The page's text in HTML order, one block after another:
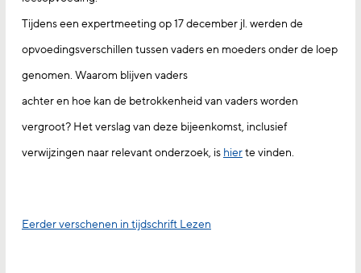
Tijdens een expertmeeting op 17 december jl. werden de
opvoedingsverschillen tussen vaders en moeders onder de loep
genomen. Waarom blijven vaders
achter en hoe kan de betrokkenheid van vaders worden
vergroot? Het verslag van deze bijeenkomst, inclusief
verwijzingen naar relevant onderzoek, is hierte vinden.
Eerder verschenen in tijdschrift Lezen